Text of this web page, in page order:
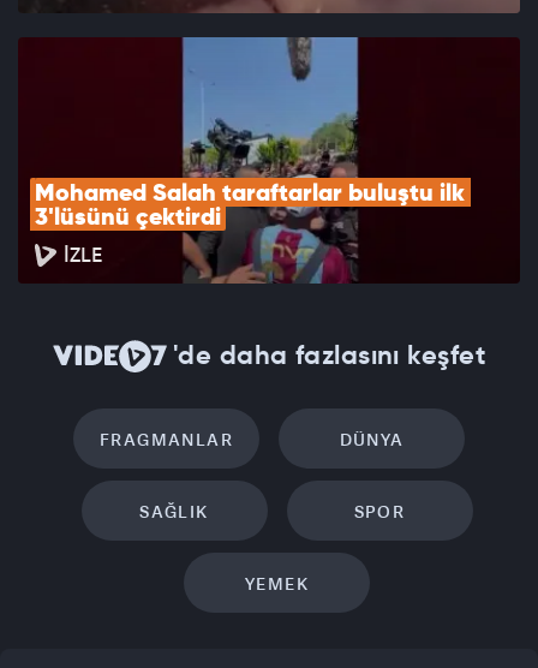
Mohamed Salah taraftarlar buluştu ilk
3'lüsünü çektirdi
İZLE
'de daha fazlasını keşfet
FRAGMANLAR DÜNYA
SAĞLIK SPOR
YEMEK